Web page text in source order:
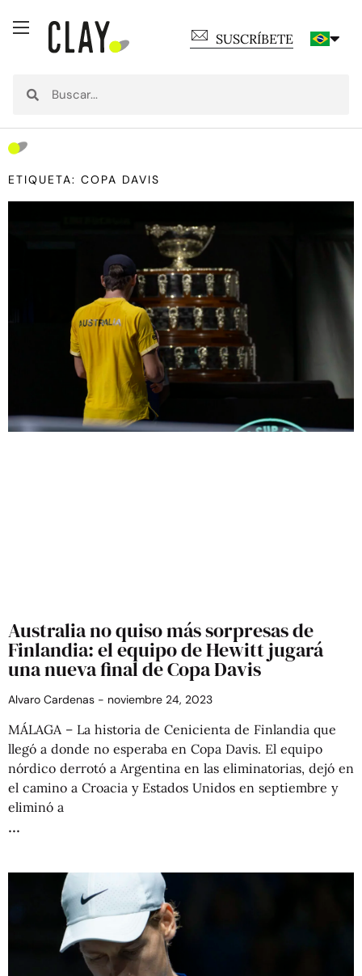
SUSCRÍBETE
ETIQUETA: COPA DAVIS
Australia no quiso más sorpresas de
Finlandia: el equipo de Hewitt jugará
una nueva final de Copa Davis
Alvaro Cardenas noviembre 24, 2023
MÁLAGA – La historia de Cenicienta de Finlandia que
llegó a donde no esperaba en Copa Davis. El equipo
nórdico derrotó a Argentina en las eliminatorias, dejó en
el camino a Croacia y Estados Unidos en septiembre y
eliminó a